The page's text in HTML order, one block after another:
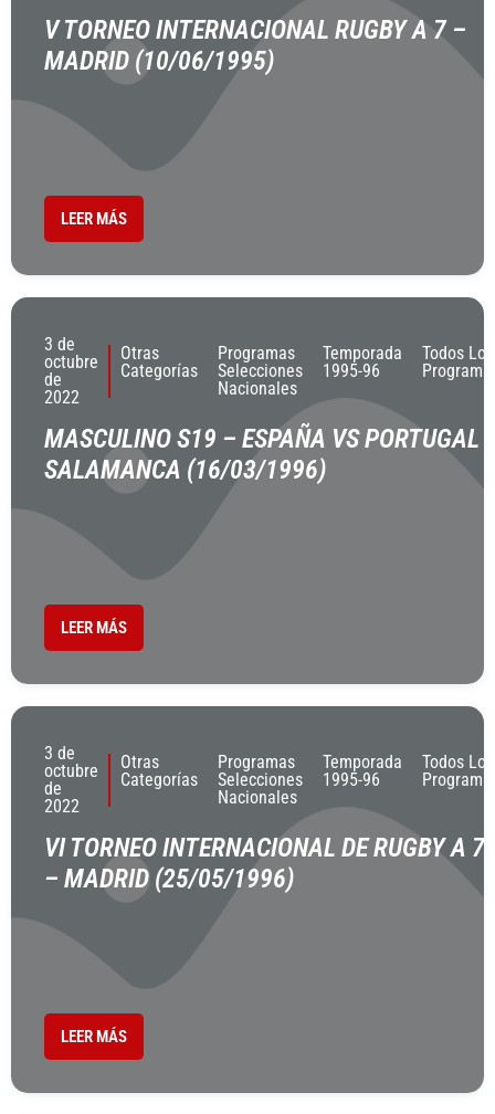
V TORNEO INTERNACIONAL RUGBY A 7 –
MADRID (10/06/1995)
LEER MÁS
3 de
octubre
de
2022
Otras
Categorías
Programas
Selecciones
Nacionales
Temporada
1995-96
Todos Los
MASCULINO S19 – ESPAÑA VS PORTUGAL
SALAMANCA (16/03/1996)
LEER MÁS
3 de
octubre
de
2022
Otras
Categorías
Programas
Selecciones
Nacionales
Temporada
1995-96
Todos Los
VI TORNEO INTERNACIONAL DE RUGBY A 7
– MADRID (25/05/1996)
LEER MÁS